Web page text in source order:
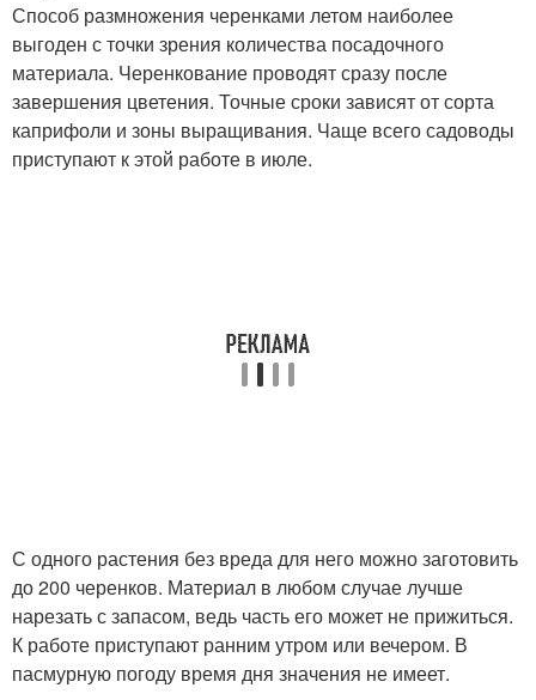
Способ размножения черенками летом наиболее
выгоден с точки зрения количества посадочного
материала. Черенкование проводят сразу после
завершения цветения. Точные сроки зависят от сорта
каприфоли и зоны выращивания. Чаще всего садоводы
приступают к этой работе в июле.
С одного растения без вреда для него можно заготовить
до 200 черенков. Материал в любом случае лучше
нарезать с запасом, ведь часть его может не прижиться.
К работе приступают ранним утром или вечером. В
пасмурную погоду время дня значения не имеет.